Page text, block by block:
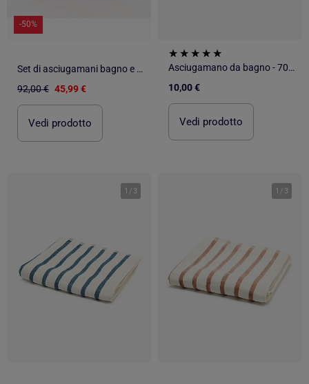
-50%
Set di asciugamani bagno e lavabo 100% cotone, spugna spessa, con asola - Gamusi.
92,00 € 45,99 €
Vedi prodotto
Asciugamano da bagno - 70x130 cm
10,00 €
Vedi prodotto
1 / 3 1 / 3